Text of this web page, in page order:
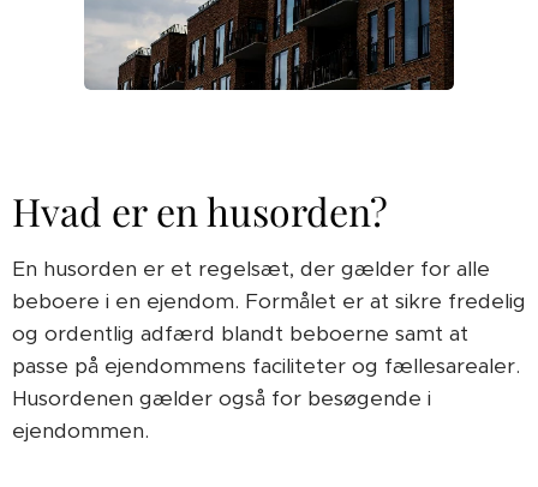
Hvad er en husorden?
En husorden er et regelsæt, der gælder for alle
beboere i en ejendom. Formålet er at sikre fredelig
og ordentlig adfærd blandt beboerne samt at
passe på ejendommens faciliteter og fællesarealer.
Husordenen gælder også for besøgende i
ejendommen.